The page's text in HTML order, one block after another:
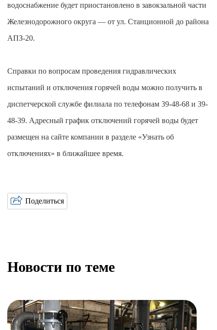
водоснабжение будет приостановлено в завокзальной части
Железнодорожного округа — от ул. Станционной до района
АПЗ-20.
Справки по вопросам проведения гидравлических
испытаний и отключения горячей воды можно получить в
диспетчерской службе филиала по телефонам 39-48-68 и 39-
48-39. Адресный график отключений горячей воды будет
размещен на сайте компании в разделе «Узнать об
отключениях» в ближайшее время.
Поделиться
Новости по теме